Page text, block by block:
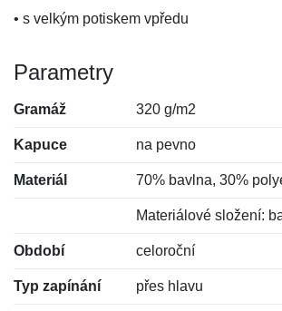
• s velkým potiskem vpředu
Parametry
Gramáž 320 g/m2
Kapuce na pevno
Materiál 70% bavlna, 30%
Materiálové složení:
Období celoroční
Typ zapínání přes hlavu